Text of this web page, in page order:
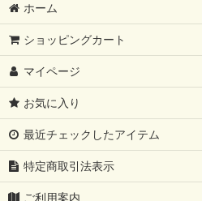
ホーム
ショッピングカート
マイページ
お気に入り
最近チェックしたアイテム
特定商取引法表示
ご利用案内